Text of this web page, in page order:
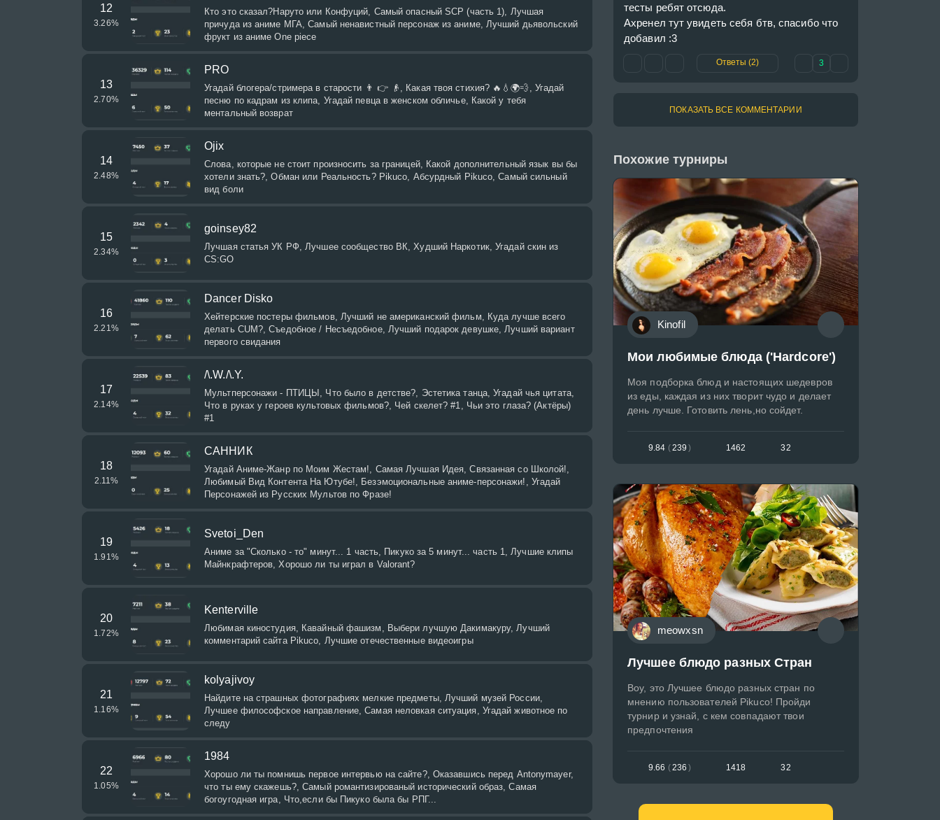
12
3.26%
Кто это сказал?Наруто или Конфуций, Самый опасный SCP (часть 1), Лучшая
причуда из аниме МГА, Самый ненавистный персонаж из аниме, Лучший дьявольский
фрукт из аниме One piece
13
2.70%
PRO
Угадай блогера/стримера в старости 👨 👉 👴, Какая твоя стихия? 🔥💧🌍💨, Угадай
песню по кадрам из клипа, Угадай певца в женском обличье, Какой у тебя
ментальный возврат
14
2.48%
Ojix
Слова, которые не стоит произносить за границей, Какой дополнительный язык вы бы
хотели знать?, Обман или Реальность? Pikuco, Абсурдный Pikuco, Самый сильный
вид боли
15
2.34%
goinsey82
Лучшая статья УК РФ, Лучшее сообщество ВК, Худший Наркотик, Угадай скин из
CS:GO
16
2.21 %
Dancer Disko
Хейтерские постеры фильмов, Лучший не американский фильм, Куда лучше всего
делать CUM?, Съедобное / Несъедобное, Лучший подарок девушке, Лучший вариант
первого свидания
17
2.14%
/\.W./\.Y.
Мультперсонажи - ПТИЦЫ, Что было в детстве?, Эстетика танца, Угадай чья цитата,
Что в руках у героев культовых фильмов?, Чей скелет? #1, Чьи это глаза? (Актёры)
#1
18
2.11%
САННИК
Угадай Аниме-Жанр по Моим Жестам!, Самая Лучшая Идея, Связанная со Школой!,
Любимый Вид Контента На Ютубе!, Безэмоциональные аниме-персонажи!, Угадай
Персонажей из Русских Мультов по Фразе!
19
1.91 %
Svetoi_Den
Аниме за "Сколько - то" минут... 1 часть, Пикуко за 5 минут... часть 1, Лучшие клипы
Майнкрафтеров, Хорошо ли ты играл в Valorant?
20
1.72%
Kenterville
Любимая киностудия, Кавайный фашизм, Выбери лучшую Дакимакуру, Лучший
комментарий сайта Pikuco, Лучшие отечественные видеоигры
21
1.16%
kolyajivoy
Найдите на страшных фотографиях мелкие предметы, Лучший музей России,
Лучшее философское направление, Самая неловкая ситуация, Угадай животное по
следу
22
1.05%
1984
Хорошо ли ты помнишь первое интервью на сайте?, Оказавшись перед Antonymayer,
что ты ему скажешь?, Самый романтизированый исторический образ, Самая
богоугодная игра, Что,если бы Пикуко была бы РПГ...
тесты ребят отсюда.
Ахренел тут увидеть себя бтв, спасибо что
добавил :3
Ответы (2) 3
ПОКАЗАТЬ ВСЕ КОММЕНТАРИИ
Похожие турниры
Kinofil
Мои любимые блюда ('Hardcore')
Моя подборка блюд и настоящих шедевров
из еды, каждая из них творит чудо и делает
день лучше. Готовить лень,но сойдет.
9.84 (239 ) 1462 32
meowxsn
Лучшее блюдо разных Стран
Воу, это Лучшее блюдо разных стран по
мнению пользователей Pikuco! Пройди
турнир и узнай, с кем совпадают твои
предпочтения
9.66 (236 ) 1418 32